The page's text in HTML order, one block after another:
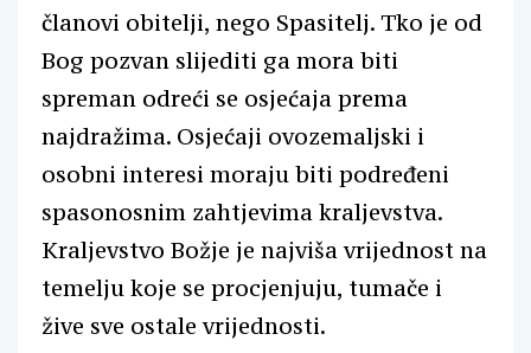
članovi obitelji, nego Spasitelj. Tko je od
Bog pozvan slijediti ga mora biti
spreman odreći se osjećaja prema
najdražima. Osjećaji ovozemaljski i
osobni interesi moraju biti podređeni
spasonosnim zahtjevima kraljevstva.
Kraljevstvo Božje je najviša vrijednost na
temelju koje se procjenjuju, tumače i
žive sve ostale vrijednosti.